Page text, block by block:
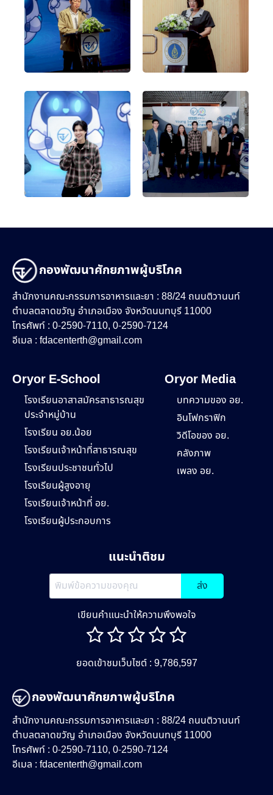
กองพัฒนาศักยภาพผู้บริโภค
สำนักงานคณะกรรมการอาหารและยา : 88/24 ถนนติวานนท์
ตำบลตลาดขวัญ อำเภอเมือง จังหวัดนนทบุรี 11000
โทรศัพท์ : 0-2590-7110, 0-2590-7124
อีเมล : fdacenterth@gmail.com
Oryor E-School
โรงเรียนอาสาสมัครสาธารณสุข
ประจำหมู่บ้าน
โรงเรียน อย.น้อย
โรงเรียนเจ้าหน้าที่สาธารณสุข
โรงเรียนประชาชนทั่วไป
โรงเรียนผู้สูงอายุ
โรงเรียนเจ้าหน้าที่ อย.
โรงเรียนผู้ประกอบการ
Oryor Media
บทความของ อย.
อินโฟกราฟิก
วิดีโอของ อย.
คลังภาพ
เพลง อย.
แนะนำติชม
ส่ง
เขียนคำแนะนำให้ความพึงพอใจ
ยอดเข้าชมเว็บไซต์ : 9,786,597
กองพัฒนาศักยภาพผู้บริโภค
สำนักงานคณะกรรมการอาหารและยา : 88/24 ถนนติวานนท์
ตำบลตลาดขวัญ อำเภอเมือง จังหวัดนนทบุรี 11000
โทรศัพท์ : 0-2590-7110, 0-2590-7124
อีเมล : fdacenterth@gmail.com